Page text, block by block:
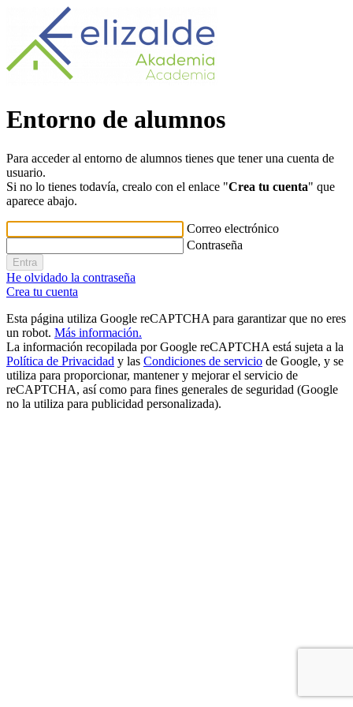
Entorno de alumnos
Para acceder al entorno de alumnos tienes que tener una cuenta de
usuario.
Si no lo tienes todavía, crealo con el enlace "Crea tu cuenta" que
aparece abajo.
Correo electrónico
Contraseña
He olvidado la contraseña
Crea tu cuenta
Esta página utiliza Google reCAPTCHA para garantizar que no eres
un robot. Más información.
La información recopilada por Google reCAPTCHA está sujeta a la
Política de Privacidad y las Condiciones de servicio de Google, y se
utiliza para proporcionar, mantener y mejorar el servicio de
reCAPTCHA, así como para fines generales de seguridad (Google
no la utiliza para publicidad personalizada).